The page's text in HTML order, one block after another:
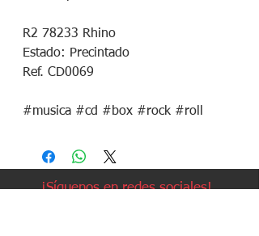
R2 78233 Rhino
Estado: Precintado
Ref. CD0069
#musica #cd #box #rock #roll
¡Síguenos en redes sociales!